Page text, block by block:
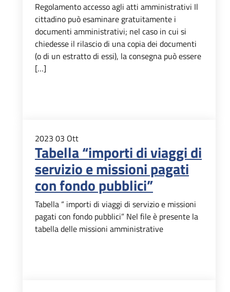
Regolamento accesso agli atti amministrativi Il
cittadino può esaminare gratuitamente i
documenti amministrativi; nel caso in cui si
chiedesse il rilascio di una copia dei documenti
(o di un estratto di essi), la consegna può essere
[…]
2023 03 Ott
Tabella “importi di viaggi di
servizio e missioni pagati
con fondo pubblici”
Tabella “ importi di viaggi di servizio e missioni
pagati con fondo pubblici” Nel file è presente la
tabella delle missioni amministrative